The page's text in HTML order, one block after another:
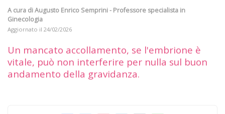
A cura diAugusto Enrico Semprini - Professore specialista in
Ginecologia
Aggiornato il 24/02/2026
Un mancato accollamento, se l'embrione è
vitale, può non interferire per nulla sul buon
andamento della gravidanza.